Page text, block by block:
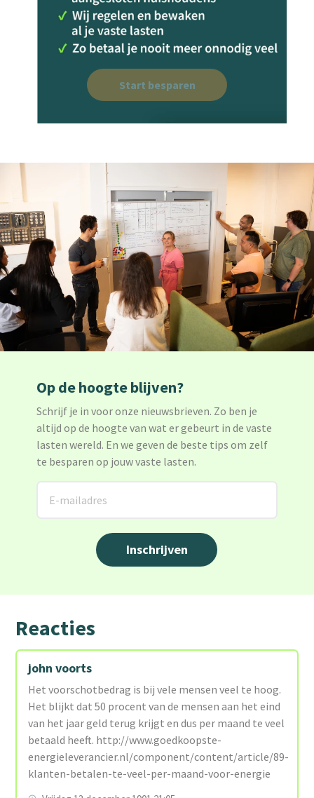
Start besparen
Op de hoogte blijven?
Schrijf je in voor onze nieuwsbrieven. Zo ben je
altijd op de hoogte van wat er gebeurt in de vaste
lasten wereld. En we geven de beste tips om zelf
te besparen op jouw vaste lasten.
Reacties
john voorts
Het voorschotbedrag is bij vele mensen veel te hoog.
Het blijkt dat 50 procent van de mensen aan het eind
van het jaar geld terug krijgt en dus per maand te veel
betaald heeft. http://www.goedkoopste-
energieleverancier.nl/component/content/article/89-
klanten-betalen-te-veel-per-maand-voor-energie